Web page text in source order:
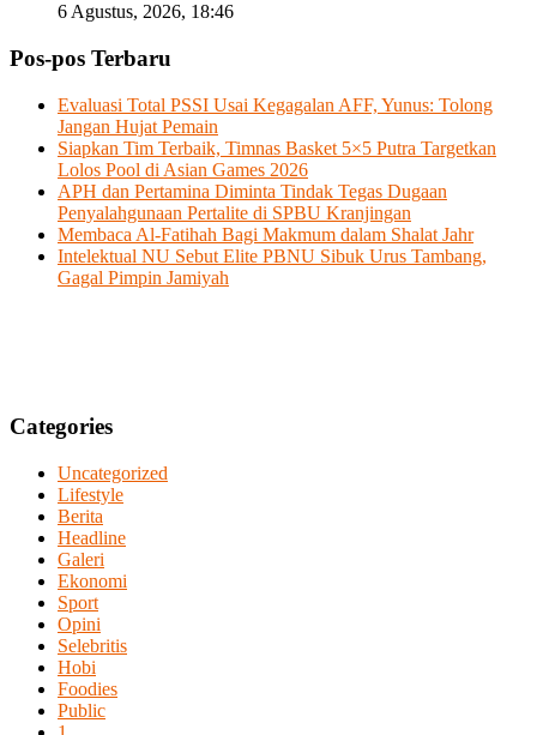
6 Agustus, 2026, 18:46
Pos-pos Terbaru
Evaluasi Total PSSI Usai Kegagalan AFF, Yunus: Tolong
Jangan Hujat Pemain
Siapkan Tim Terbaik, Timnas Basket 5×5 Putra Targetkan
Lolos Pool di Asian Games 2026
APH dan Pertamina Diminta Tindak Tegas Dugaan
Penyalahgunaan Pertalite di SPBU Kranjingan
Membaca Al-Fatihah Bagi Makmum dalam Shalat Jahr
Intelektual NU Sebut Elite PBNU Sibuk Urus Tambang,
Gagal Pimpin Jamiyah
Categories
Uncategorized
Lifestyle
Berita
Headline
Galeri
Ekonomi
Sport
Opini
Selebritis
Hobi
Foodies
Public